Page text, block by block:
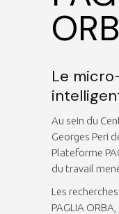
Le
Au sein du
Georges Peri
Plateforme
du travail
Les
PAGLIA